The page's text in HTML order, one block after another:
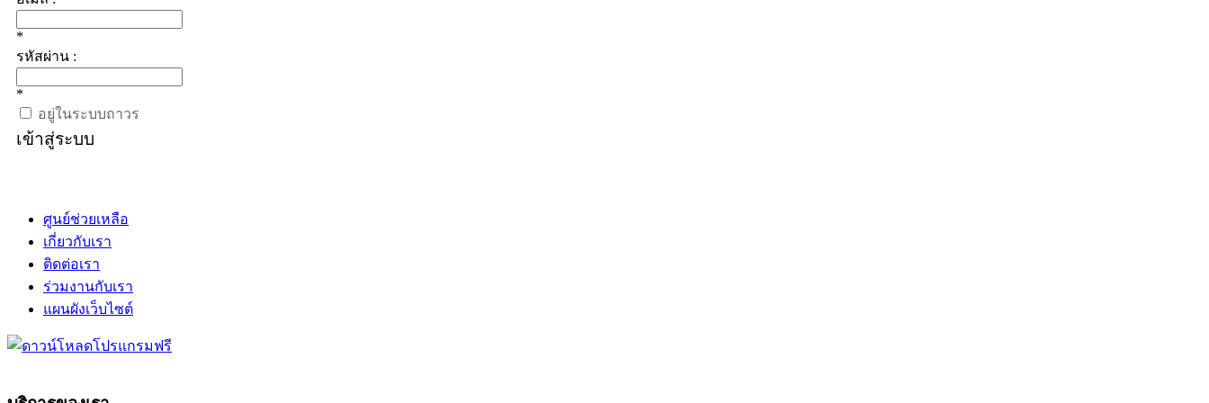
*
รหัสผ่าน :
*
อยู่ในระบบถาวร
เข้าสู่ระบบ
ศูนย์ช่วยเหลือ
เกี่ยวกับเรา
ติดต่อเรา
ร่วมงานกับเรา
แผนผังเว็บไซต์